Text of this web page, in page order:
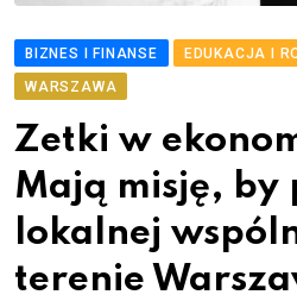
BIZNES I FINANSE EDUKACJA I
WARSZAWA
Zetki w
Mają misję, by
lokalnej
terenie